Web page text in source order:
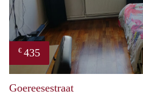
€ 435
Goereesestraat